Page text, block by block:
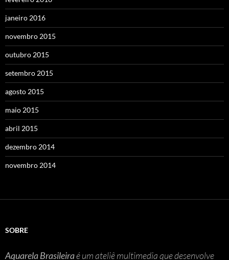
janeiro 2016
novembro 2015
outubro 2015
setembro 2015
agosto 2015
maio 2015
abril 2015
dezembro 2014
novembro 2014
SOBRE
Aquarela Brasileiraé um ateliê multimedia que desenvolve